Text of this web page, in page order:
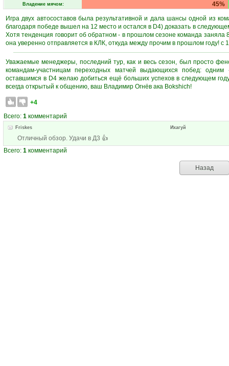
Владение мячом:
45%
Игра двух автосоставов была результативной и дала шансы одной из
благодаря победе вышел на 12 место и остался в D4) доказать в
Хотя тенденция говорит об обратном - в прошлом сезоне команда заняла
она уверенно отправляется в КЛК, откуда между прочим в прошлом году! с
Уважаемые менеджеры, последний тур, как и весь сезон, был просто
командам-участницам переходных матчей выдающихся побед:
оставшимся в D4 желаю добиться ещё больших успехов в следующем
всегда открытый к общению, ваш Владимир Огнёв ака Bokshich!
+4
Всего: 1 комментарий
Friskes Ихагуй
Отличный обзор. Удачи в Д3 👍
Всего: 1 комментарий
Назад